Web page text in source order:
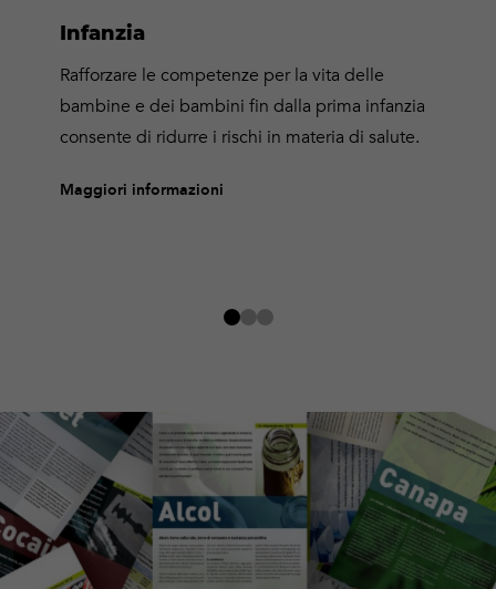
Infanzia
Rafforzare le competenze per la vita delle
bambine e dei bambini fin dalla prima infanzia
consente di ridurre i rischi in materia di salute.
Maggiori informazioni